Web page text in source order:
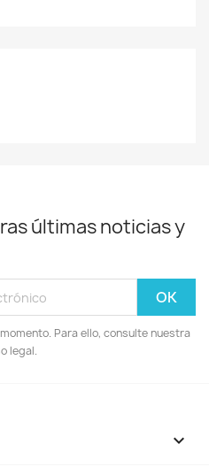
últimas noticias y
Para ello, consulte nuestra
legal.
